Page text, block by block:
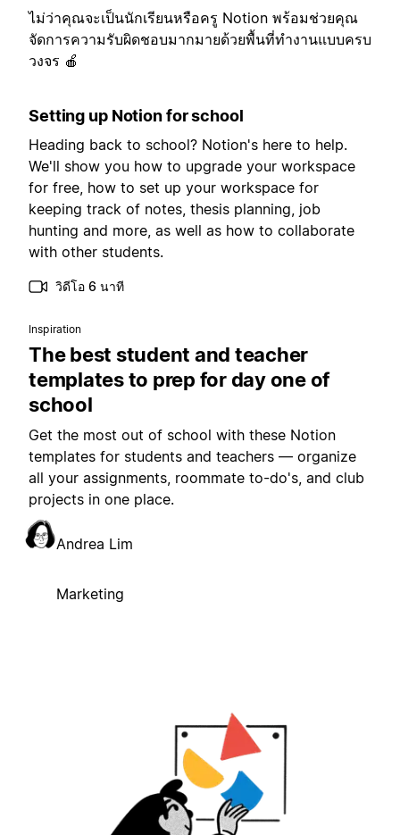
ไม่ว่าคุณจะเป็นนักเรียนหรือครู Notion พร้อมช่วยคุณ
จัดการความรับผิดชอบมากมายด้วยพื้นที่ทำงานแบบครบ
วงจร 🍎
Setting up Notion for school
Heading back to school? Notion's here to help.
We'll show you how to upgrade your workspace
for free, how to set up your workspace for
keeping track of notes, thesis planning, job
hunting and more, as well as how to collaborate
with other students.
วิดีโอ 6 นาที
Inspiration
The best student and teacher
templates to prep for day one of
school
Get the most out of school with these Notion
templates for students and teachers — organize
all your assignments, roommate to-do's, and club
projects in one place.
Andrea Lim
Marketing